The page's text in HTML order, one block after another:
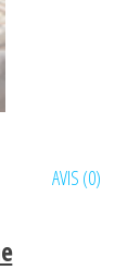
AVIS (0)